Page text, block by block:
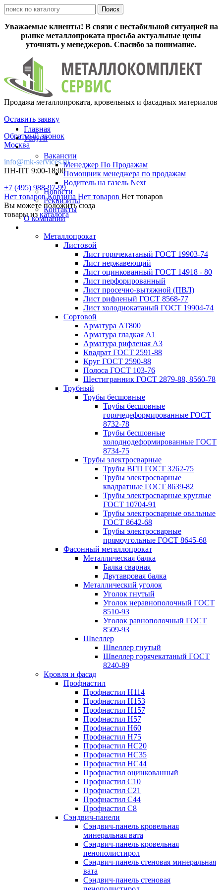
Уважаемые клиенты! В связи с нестабильной ситуацией на
рынке металлопроката просьба актуальные цены
уточнять у менеджеров. Спасибо за понимание.
Продажа металлопроката, кровельных и фасадных материалов
Оставить заявку
Обратный звонок
Москва
info@mk-services.ru
ПН-ПТ 9:00-18:00
+7 (495) 988-97-99
Нет товаровКорзина Нет товаров Нет товаров
Вы можете положить сюда
товары из каталога
Главная
Услуги
Вакансии
Менеджер По Продажам
Помощник менеджера по продажам
Водитель на газель Next
Новости
Реквизиты
Контакты
О компании
Металлопрокат
Листовой
Лист горячекатаный ГОСТ 19903-74
Лист нержавеющий
Лист оцинкованный ГОСТ 14918 - 80
Лист перфорированный
Лист просечно-вытяжной (ПВЛ)
Лист рифленый ГОСТ 8568-77
Лист холоднокатаный ГОСТ 19904-74
Сортовой
Арматура АТ800
Арматура гладкая А1
Арматура рифленая А3
Квадрат ГОСТ 2591-88
Круг ГОСТ 2590-88
Полоса ГОСТ 103-76
Шестигранник ГОСТ 2879-88, 8560-78
Трубный
Трубы бесшовные
Трубы бесшовные
горячедеформированные ГОСТ
8732-78
Трубы бесшовные
холоднодеформированные ГОСТ
8734-75
Трубы электросварные
Трубы ВГП ГОСТ 3262-75
Трубы электросварные
квадратные ГОСТ 8639-82
Трубы электросварные круглые
ГОСТ 10704-91
Трубы электросварные овальные
ГОСТ 8642-68
Трубы электросварные
прямоугольные ГОСТ 8645-68
Фасонный металлопрокат
Металлическая балка
Балка сварная
Двутавровая балка
Металлический уголок
Уголок гнутый
Уголок неравнополочный ГОСТ
8510-93
Уголок равнополочный ГОСТ
8509-93
Швеллер
Швеллер гнутый
Швеллер горячекатаный ГОСТ
8240-89
Кровля и фасад
Профнастил
Профнастил Н114
Профнастил Н153
Профнастил Н157
Профнастил Н57
Профнастил Н60
Профнастил Н75
Профнастил НС20
Профнастил НС35
Профнастил НС44
Профнастил оцинкованный
Профнастил С10
Профнастил С21
Профнастил С44
Профнастил С8
Сэндвич-панели
Сэндвич-панель кровельная
минеральная вата
Сэндвич-панель кровельная
пенополистирол
Сэндвич-панель стеновая минеральная
вата
Сэндвич-панель стеновая